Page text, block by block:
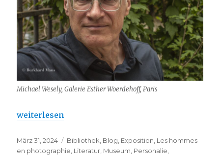
Michael Wesely, Galerie Esther Woerdehoff, Paris
„Michael Wesely – Paris und Berlin im April“
weiterlesen
Veröffentlicht
am
März 31, 2024 Kategorien
Bibliothek Blog Exposition Les hommes
en photographie Literatur Museum Personalie